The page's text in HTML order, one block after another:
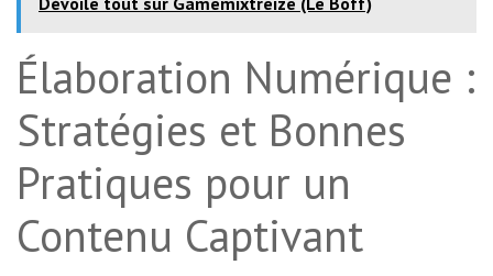
Élaboration Numérique :
Stratégies et Bonnes
Pratiques pour un
Contenu Captivant